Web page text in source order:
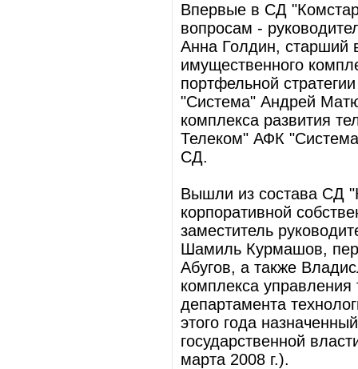
Впервые в СД
вопросам -
Анна Голдин, старший
имущественного
портфельной
"Система" Андрей
комплекса развития
Телеком" АФК
СД.
Вышли из состава СД
корпоративной
заместитель
Шамиль Курмашов,
Абугов, а также
комплекса
департамента
этого года
государственной
марта 2008 г.).